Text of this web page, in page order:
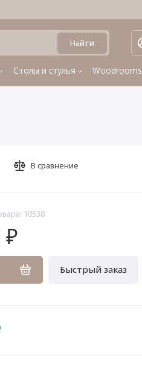
Найти
Столы и стулья Woodrooms
10538
₽
Быстрый заказ
В сравнение